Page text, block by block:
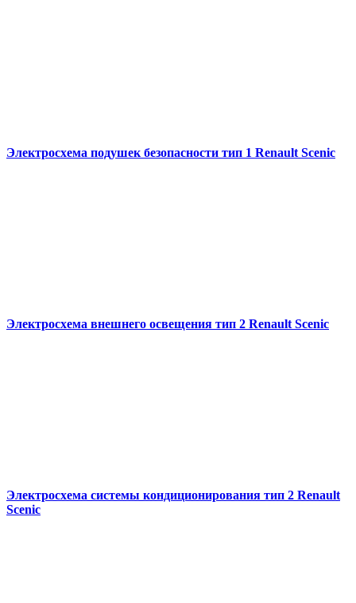
Электросхема подушек безопасности тип 1 Renault Scenic
Электросхема внешнего освещения тип 2 Renault Scenic
Электросхема системы кондиционирования тип 2 Renault
Scenic